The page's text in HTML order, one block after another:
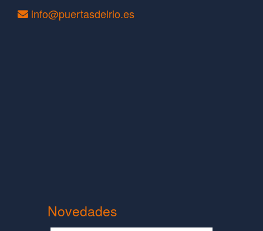
info
puertasdelrio.es
Novedades